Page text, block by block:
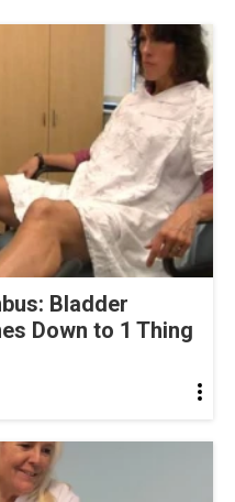
Bladder
Down to 1 Thing